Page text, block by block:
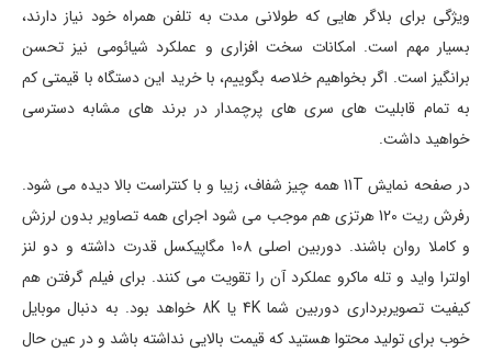
ویژگی برای بلاگر هایی که طولانی مدت به تلفن همراه خود نیاز دارند،
بسیار مهم است. امکانات سخت افزاری و عملکرد شیائومی نیز تحسن
برانگیز است. اگر بخواهیم خلاصه بگوییم، با خرید این دستگاه با قیمتی کم
به تمام قابلیت های سری های پرچمدار در برند های مشابه دسترسی
خواهید داشت.
در صفحه نمایش 11T همه چیز شفاف، زیبا و با کنتراست بالا دیده می شود.
رفرش ریت 120 هرتزی هم موجب می شود اجرای همه تصاویر بدون لرزش
و کاملا روان باشند. دوربین اصلی 108 مگاپیکسل قدرت داشته و دو لنز
اولترا واید و تله ماکرو عملکرد آن را تقویت می کنند. برای فیلم گرفتن هم
کیفیت تصویربرداری دوربین شما 4K یا 8K خواهد بود. به دنبال موبایل
خوب برای تولید محتوا هستید که قیمت بالایی نداشته باشد و در عین حال